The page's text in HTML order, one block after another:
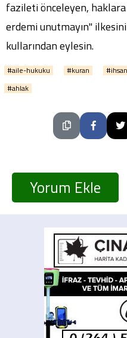
fazileti önceleyen, haklara
erdemi unutmayın"
kullarından eylesin.
#aile-hukuku #kuran #ihsan
#ahlak
Yorum Ekle